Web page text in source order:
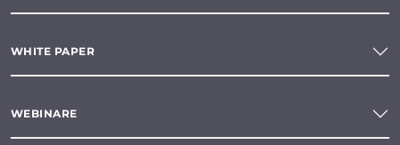
WHITE PAPER
WEBINARE